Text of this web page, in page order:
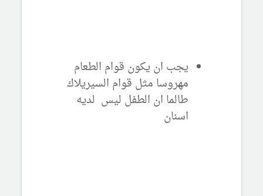
يجب ان يكون قوام الطعام
مهروسا مثل قوام السيريلاك
طالما ان الطفل ليس لديه
اسنان